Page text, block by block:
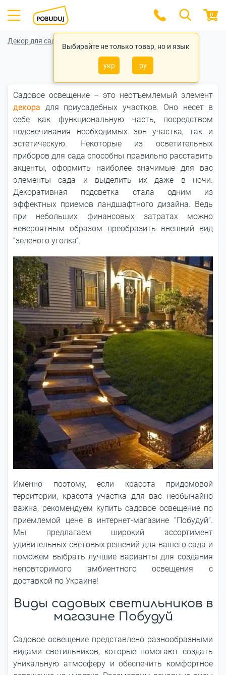
Выбирайте не только товар, но и язык
укр ру
0
Декор для сада
Садовое освещение
Садовое освещение – это неотъемлемый элемент
декора для приусадебных участков. Оно несет в
себе как функциональную часть, посредством
подсвечивания необходимых зон участка, так и
эстетическую. Некоторые из осветительных
приборов для сада способны правильно расставить
акценты, оформить наиболее значимые для вас
элементы сада и выделить их даже в ночи.
Декоративная подсветка стала одним из
эффектных приемов ландшафтного дизайна. Ведь
при небольших финансовых затратах можно
невероятным образом преобразить внешний вид
“зеленого уголка”.
Именно поэтому, если красота придомовой
территории, красота участка для вас необычайно
важна, рекомендуем купить садовое освещение по
приемлемой цене в интернет-магазине “Побудуй”.
Мы предлагаем широкий ассортимент
удивительных световых решений для вашего сада и
поможем выбрать лучшие варианты для создания
неповторимого амбиентного освещения с
доставкой по Украине!
Виды садовых светильников в
магазине Побудуй
Садовое освещение представлено разнообразными
видами светильников, которые помогают создать
уникальную атмосферу и обеспечить комфортное